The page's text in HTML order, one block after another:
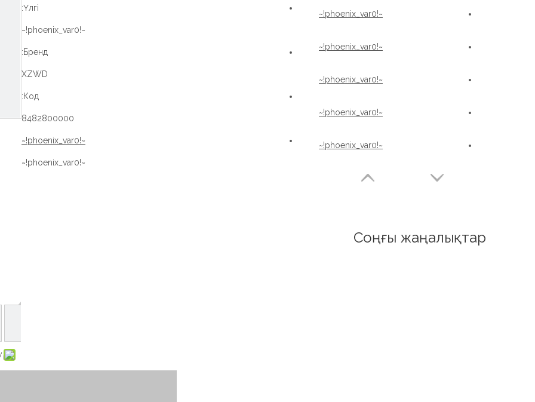
Үлгі:
~!phoenix_var0!~
Бренд:
XZWD
Код:
8482800000
~!phoenix_var0!~
~!phoenix_var0!~
~!phoenix_var0!~
~!phoenix_var0!~
~!phoenix_var0!~
~!phoenix_var0!~
~!phoenix_var0!~
Соңғы жаңалықтар